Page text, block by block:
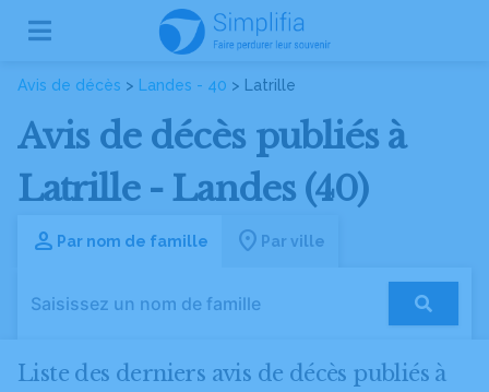
Avis de décès > Landes - 40 > Latrille
Avis de décès publiés à
Latrille - Landes (40)
Par nom de famille Par ville
Liste des derniers avis de décès publiés à